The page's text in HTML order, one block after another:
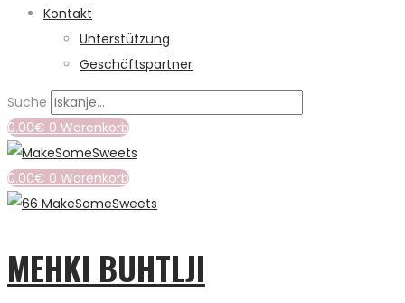
Kontakt
Unterstützung
Geschäftspartner
Suche
0.00€ 0 Warenkorb
0.00€ 0 Warenkorb
MEHKI BUHTLJI